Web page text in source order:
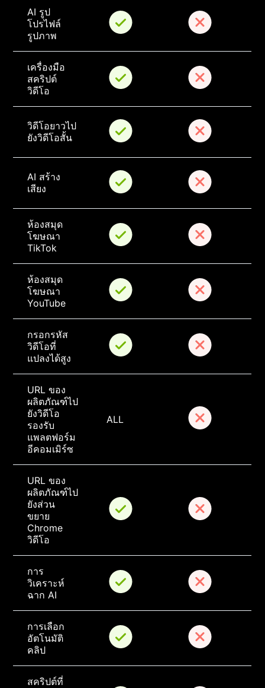
AI รูป
โปรไฟล์
รูปภาพ
เครื่องมือ
สคริปต์
วิดีโอ
วิดีโอยาวไป
ยังวิดีโอสั้น
AI สร้าง
เสียง
ห้องสมุด
โฆษณา
TikTok
ห้องสมุด
โฆษณา
YouTube
กรอกรหัส
วิดีโอที่
แปลงได้สูง
URL ของ
ผลิตภัณฑ์ไป
ยังวิดีโอ
รองรับ
แพลตฟอร์ม
อีคอมเมิร์ซ
ALL
URL ของ
ผลิตภัณฑ์ไป
ยังส่วน
ขยาย
Chrome
วิดีโอ
การ
วิเคราะห์
ฉาก AI
การเลือก
อัตโนมัติ
คลิป
สคริปต์ที่